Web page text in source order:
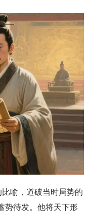
喻，道破当时局势的
待发。他将天下形